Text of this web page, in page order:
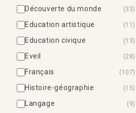
Découverte du monde (33)
Education artistique (11)
Education civique (13)
Eveil (28)
Français (107)
Histoire-géographie (15)
Langage (9)